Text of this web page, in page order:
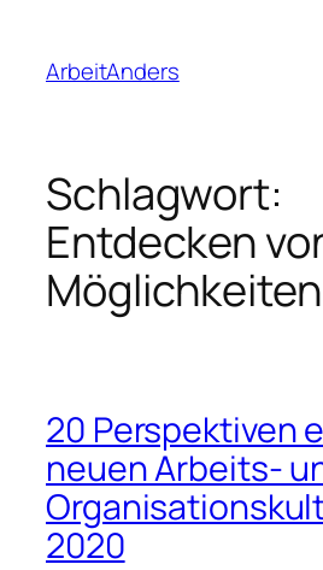
springen
ArbeitAnders
Schlagwort:
Entdecken
Möglichkeiten
20 Perspektiven
neuen Arbeits-
2020